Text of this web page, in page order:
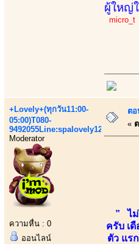
ผู้ใหญ่
micro_t
+Lovely+(ทุกวัน11:00-
05:00)T080-
9492055Line:spalovely123
Moderator
ความหื่น : 0
ออนไลน์
ตอ
«
” ไม่
ครับ เ
ตัว แร